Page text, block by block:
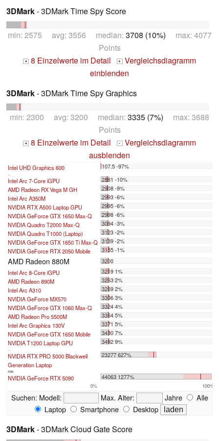
3DMark- 3DMark Time Spy Score
min: 2575 avg: 3556 median: 3708 (10%) max: 4077
Points
+ 8 Einzelwerte im Detail + Vergleichsdiagramm
einblenden
3DMark- 3DMark Time Spy Graphics
min: 2300 avg: 3200 median: 3335 (7%) max: 3688
Points
+ 8 Einzelwerte im Detail - Vergleichsdiagramm
ausblenden
Intel UHD Graphics 600 107.5 -97%
...
Intel Arc 7-Core iGPU
2881 -10%
AMD Radeon RX Vega M GH
2908 -9%
Intel Arc A350M
2993 -6%
NVIDIA RTX A500 Laptop GPU
2995 -6%
NVIDIA GeForce GTX 1650 Max-Q
2998 -6%
NVIDIA Quadro T2000 Max-Q
3094 -3%
NVIDIA Quadro T1000 (Laptop)
3123 -2%
NVIDIA GeForce GTX 1650 Ti Max-Q 3139 -2%
NVIDIA GeForce RTX 2050 Mobile
3155 -1%
AMD Radeon 880M
3200
Intel Arc 8-Core iGPU
3219 1%
AMD Radeon 890M
3263 2%
Intel Arc A310
3269 2%
NVIDIA GeForce MX570
3306 3%
NVIDIA GeForce GTX 1060 Max-Q
3324 4%
AMD Radeon Pro 5500M
3364 5%
Intel Arc Graphics 130V
3371 5%
NVIDIA GeForce GTX 1650 Mobile
3430 7%
NVIDIA T1200 Laptop GPU
3492 9%
...
NVIDIA RTX PRO 5000 Blackwell
Generation Laptop
23277 627%
max:
NVIDIA GeForce RTX 5090 44063 1277%
0% 100%
Suchen: Modell: Max. Alter: Jahre
Alle
Laptop
Smartphone Desktop
3DMark- 3DMark Cloud Gate Score